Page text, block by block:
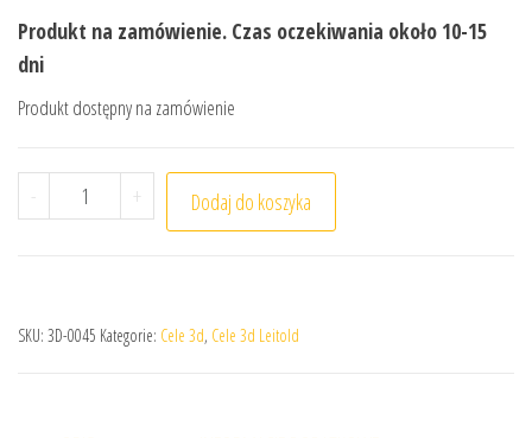
Produkt na zamówienie. Czas oczekiwania około 10-15
dni
Produkt dostępny na zamówienie
- ilość Cel łuczniczy 3D Leitold Głuszec
+ Dodaj do koszyka
SKU: 3D-0045 Kategorie: Cele 3d, Cele 3d Leitold